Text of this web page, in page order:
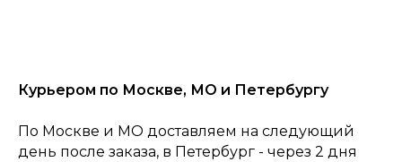
Курьером по Москве, МО и Петербургу
По Москве и МО доставляем на следующий
день после заказа, в Петербург - через 2 дня